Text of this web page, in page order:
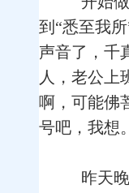
到“悉至我
声音了，千
人，老公上
啊，可能佛
号吧，我想。
昨天晚